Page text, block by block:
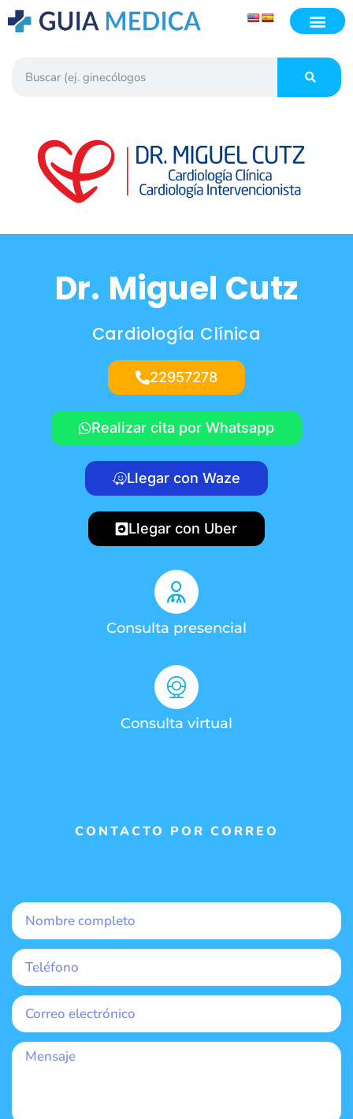
Dr. Miguel Cutz
Cardiología Clínica
22957278
Realizar cita por Whatsapp
Llegar con Waze
Llegar con Uber
Consulta presencial
Consulta virtual
CONTACTO POR CORREO